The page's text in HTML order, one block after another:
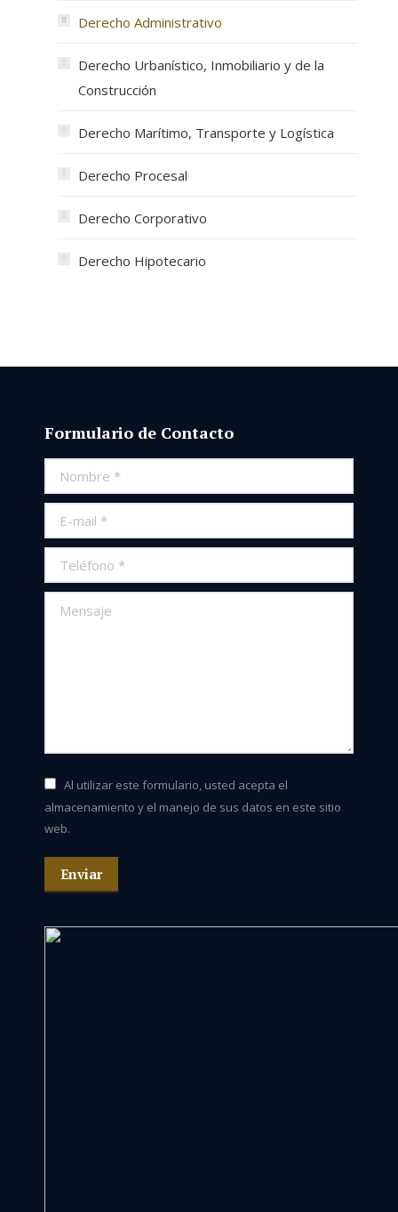
Derecho Administrativo
Derecho Urbanístico, Inmobiliario y de la
Construcción
Derecho Marítimo, Transporte y Logística
Derecho Procesal
Derecho Corporativo
Derecho Hipotecario
Formulario de Contacto
Nombre *
E-mail *
Teléfono *
Mensaje
Al utilizar este formulario, usted acepta el
almacenamiento y el manejo de sus datos en este sitio
web.
Enviar